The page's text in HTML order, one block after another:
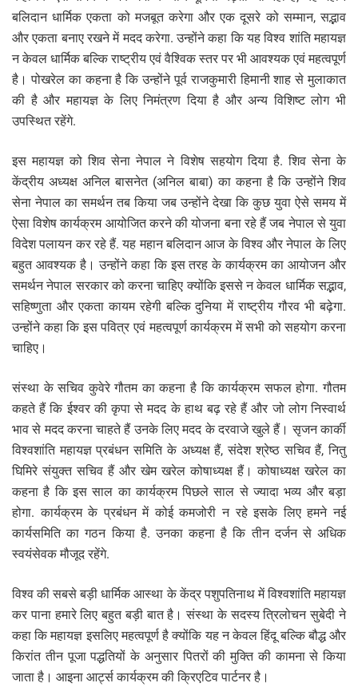
बलिदान धार्मिक एकता को मजबूत करेगा और एक दूसरे को सम्मान, सद्भाव
और एकता बनाए रखने में मदद करेगा. उन्होंने कहा कि यह विश्व शांति महायज्ञ
न केवल धार्मिक बल्कि राष्ट्रीय एवं वैश्विक स्तर पर भी आवश्यक एवं महत्वपूर्ण
है। पोखरेल का कहना है कि उन्होंने पूर्व राजकुमारी हिमानी शाह से मुलाकात
की है और महायज्ञ के लिए निमंत्रण दिया है और अन्य विशिष्ट लोग भी
उपस्थित रहेंगे.
इस महायज्ञ को शिव सेना नेपाल ने विशेष सहयोग दिया है. शिव सेना के
केंद्रीय अध्यक्ष अनिल बासनेत (अनिल बाबा) का कहना है कि उन्होंने शिव
सेना नेपाल का समर्थन तब किया जब उन्होंने देखा कि कुछ युवा ऐसे समय में
ऐसा विशेष कार्यक्रम आयोजित करने की योजना बना रहे हैं जब नेपाल से युवा
विदेश पलायन कर रहे हैं. यह महान बलिदान आज के विश्व और नेपाल के लिए
बहुत आवश्यक है। उन्होंने कहा कि इस तरह के कार्यक्रम का आयोजन और
समर्थन नेपाल सरकार को करना चाहिए क्योंकि इससे न केवल धार्मिक सद्भाव,
सहिष्णुता और एकता कायम रहेगी बल्कि दुनिया में राष्ट्रीय गौरव भी बढ़ेगा.
उन्होंने कहा कि इस पवित्र एवं महत्वपूर्ण कार्यक्रम में सभी को सहयोग करना
चाहिए।
संस्था के सचिव कुवेरे गौतम का कहना है कि कार्यक्रम सफल होगा. गौतम
कहते हैं कि ईश्वर की कृपा से मदद के हाथ बढ़ रहे हैं और जो लोग निस्वार्थ
भाव से मदद करना चाहते हैं उनके लिए मदद के दरवाजे खुले हैं। सृजन कार्की
विश्वशांति महायज्ञ प्रबंधन समिति के अध्यक्ष हैं, संदेश श्रेष्ठ सचिव हैं, नितु
घिमिरे संयुक्त सचिव हैं और खेम ​​खरेल कोषाध्यक्ष हैं। कोषाध्यक्ष खरेल का
कहना है कि इस साल का कार्यक्रम पिछले साल से ज्यादा भव्य और बड़ा
होगा. कार्यक्रम के प्रबंधन में कोई कमजोरी न रहे इसके लिए हमने नई
कार्यसमिति का गठन किया है. उनका कहना है कि तीन दर्जन से अधिक
स्वयंसेवक मौजूद रहेंगे.
विश्व की सबसे बड़ी धार्मिक आस्था के केंद्र पशुपतिनाथ में विश्वशांति महायज्ञ
कर पाना हमारे लिए बहुत बड़ी बात है। संस्था के सदस्य त्रिलोचन सुबेदी ने
कहा कि महायज्ञ इसलिए महत्वपूर्ण है क्योंकि यह न केवल हिंदू बल्कि बौद्ध और
किरांत तीन पूजा पद्धतियों के अनुसार पितरों की मुक्ति की कामना से किया
जाता है। आइना आर्ट्स कार्यक्रम की क्रिएटिव पार्टनर है।